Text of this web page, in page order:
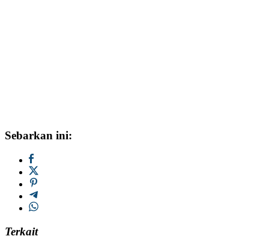
Sebarkan ini:
Terkait